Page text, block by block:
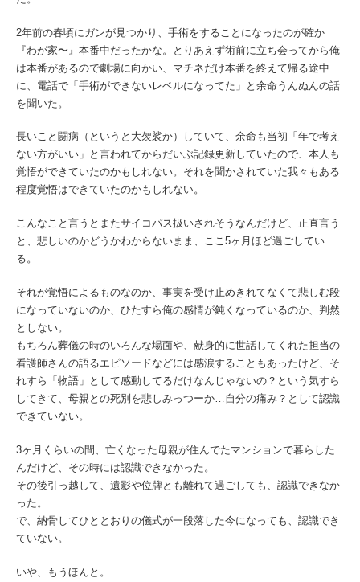
2年前の春頃にガンが見つかり、手術をすることになったのが確か
『わが家〜』本番中だったかな。とりあえず術前に立ち会ってから俺
は本番があるので劇場に向かい、マチネだけ本番を終えて帰る途中
に、電話で「手術ができないレベルになってた」と余命うんぬんの話
を聞いた。
長いこと闘病（というと大袈裟か）していて、余命も当初「年で考え
ない方がいい」と言われてからだいぶ記録更新していたので、本人も
覚悟ができていたのかもしれない。それを聞かされていた我々もある
程度覚悟はできていたのかもしれない。
こんなこと言うとまたサイコパス扱いされそうなんだけど、正直言う
と、悲しいのかどうかわからないまま、ここ5ヶ月ほど過ごしてい
る。
それが覚悟によるものなのか、事実を受け止めきれてなくて悲しむ段
になっていないのか、ひたすら俺の感情が鈍くなっているのか、判然
としない。
もちろん葬儀の時のいろんな場面や、献身的に世話してくれた担当の
看護師さんの語るエピソードなどには感涙することもあったけど、そ
れすら「物語」として感動してるだけなんじゃないの？という気すら
してきて、母親との死別を悲しみっつーか…自分の痛み？として認識
できていない。
3ヶ月くらいの間、亡くなった母親が住んでたマンションで暮らした
んだけど、その時には認識できなかった。
その後引っ越して、遺影や位牌とも離れて過ごしても、認識できなか
った。
で、納骨してひととおりの儀式が一段落した今になっても、認識でき
ていない。
いや、もうほんと。